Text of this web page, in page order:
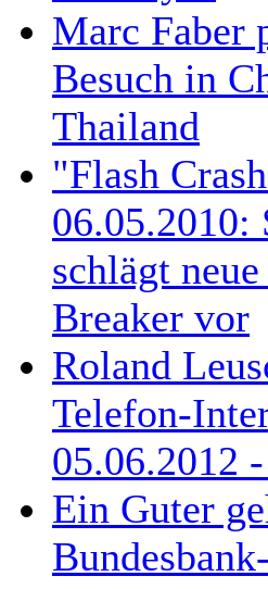
Marc Faber
Besuch in
Thailand
"Flash
06.05.2010:
schlägt
Breaker vor
Roland
Telefon-
05.06.2012
Ein Guter